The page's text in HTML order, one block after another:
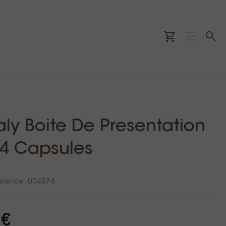
Boite De Presentation
Capsules
004576